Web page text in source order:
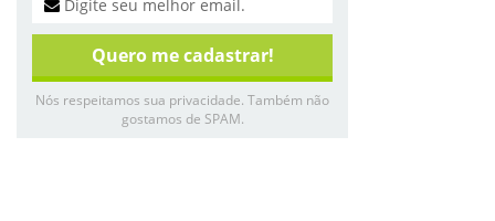
Nós respeitamos sua privacidade. Também não
gostamos de SPAM.